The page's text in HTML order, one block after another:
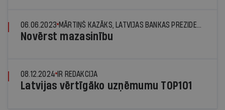
06.06.2023 MĀRTIŅŠ KAZĀKS, LATVIJAS BANKAS PREZIDENTS
Novērst mazasinību
08.12.2024 IR REDAKCIJA
Latvijas vērtīgāko uzņēmumu TOP101